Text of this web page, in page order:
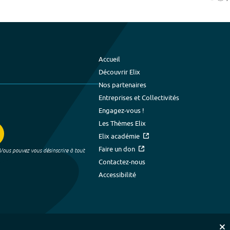
pouvez vous désinscrire à tout
Accueil
Découvrir Elix
Nos partenaires
Entreprises et Collectivités
Engagez-vous !
Les Thèmes Elix
Elix académie
Faire un don
Contactez-nous
Accessibilité